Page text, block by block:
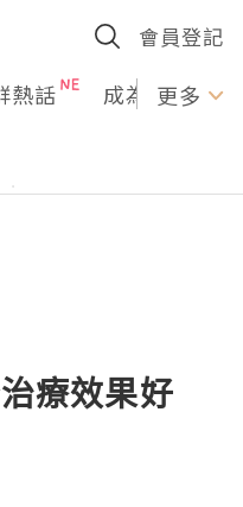
會員登記
熱話 成為U更多
療效果好